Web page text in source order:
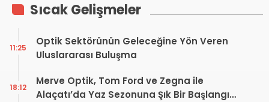
Sıcak Gelişmeler
Optik Sektörünün Geleceğine Yön Veren
Uluslararası Buluşma
11:25
Merve Optik, Tom Ford ve Zegna ile
Alaçatı’da Yaz Sezonuna Şık Bir Başlangıç ​​
18:12